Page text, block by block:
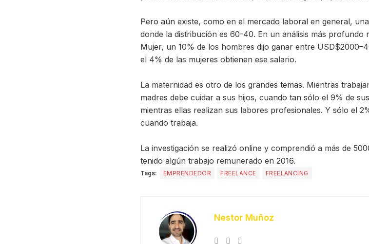
Pero aún existe, como en el mercado laboral en general,
donde la distribución es 60-40. En un análisis más profundo
Mujer, un 10% de los hombres dijo ganar entre
el 4% de las mujeres obtienen ese salario.
La maternidad es otro de los grandes temas. Mientras
madres debe cuidar a sus hijos, cuando tan sólo el 9% de
mientras ellas realizan sus labores profesionales. Y sólo el
cuando trabaja.
La investigación se realizó online y comprendió a más de
tenido algún trabajo remunerado en 2016.
Tags: EMPRENDEDOR FREELANCE FREELANCING
Nestor Muñoz